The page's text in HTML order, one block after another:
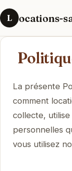
L ocations-
La présente
comment
collecte,
personnelles
vous utilisez